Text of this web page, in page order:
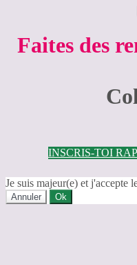
Faites des
INSCRIS-TOI
Je suis majeur(e) et j'accepte
Annuler Ok